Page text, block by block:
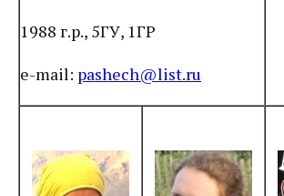
1988 г.р., 5ГУ, 1ГР
e-mail: pashech@list.ru